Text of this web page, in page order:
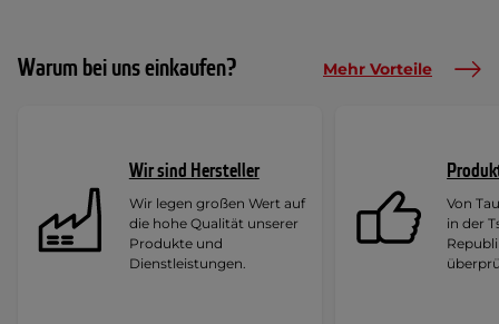
Warum bei uns einkaufen? Mehr Vorteile
Wir sind Hersteller
Wir legen großen Wert auf
die hohe Qualität unserer
Produkte und
Dienstleistungen.
Von
in der